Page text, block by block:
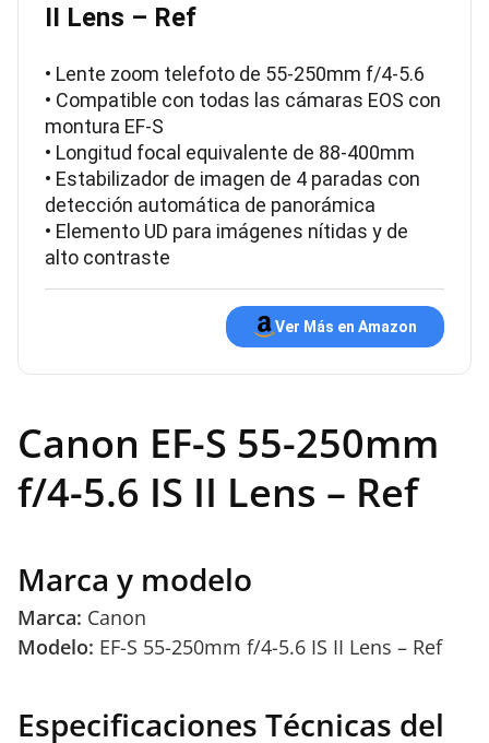
II Lens – Ref
• Lente zoom telefoto de 55-250mm f/4-5.6
• Compatible con todas las cámaras EOS con
montura EF-S
• Longitud focal equivalente de 88-400mm
• Estabilizador de imagen de 4 paradas con
detección automática de panorámica
• Elemento UD para imágenes nítidas y de
alto contraste
Ver Más en Amazon
Canon EF-S 55-250mm
f/4-5.6 IS II Lens – Ref
Marca y modelo
Marca: Canon
Modelo: EF-S 55-250mm f/4-5.6 IS II Lens – Ref
Especificaciones Técnicas del